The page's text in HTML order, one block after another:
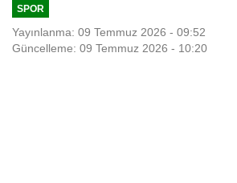
SPOR
Yayınlanma: 09 Temmuz 2026 - 09:52
Güncelleme: 09 Temmuz 2026 - 10:20